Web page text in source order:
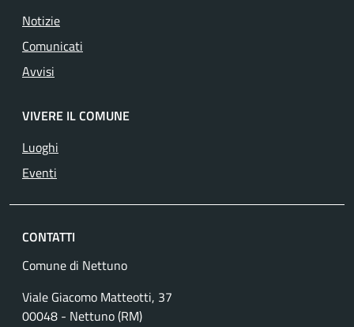
Notizie
Comunicati
Avvisi
VIVERE IL COMUNE
Luoghi
Eventi
CONTATTI
Comune di Nettuno
Viale Giacomo Matteotti, 37
00048 - Nettuno (RM)